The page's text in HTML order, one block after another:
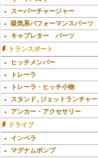
スーパーチャージャー
吸気系パフォーマンスパーツ
キャブレター パーツ
トランスポート
ヒッチメンバー
トレーラ
トレーラ・ヒッチ小物
スタンド,ジェットランチャー
アンカー・アクセサリー
ドライブ
インペラ
マグナムポンプ